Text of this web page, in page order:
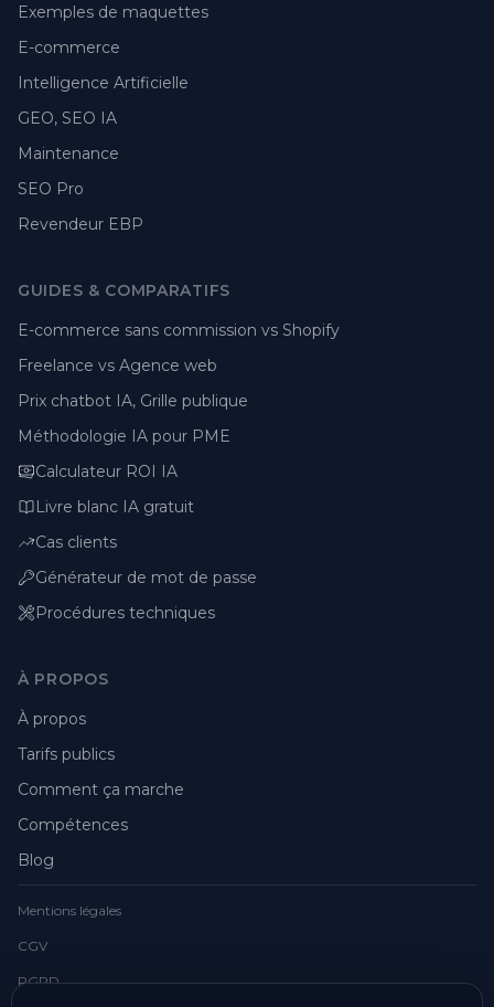
Exemples de maquettes
E-commerce
Intelligence Artificielle
GEO, SEO IA
Maintenance
SEO Pro
Revendeur EBP
GUIDES & COMPARATIFS
E-commerce sans commission vs Shopify
Freelance vs Agence web
Prix chatbot IA, Grille publique
Méthodologie IA pour PME
Calculateur ROI IA
Livre blanc IA gratuit
Cas clients
Générateur de mot de passe
Procédures techniques
À PROPOS
À propos
Tarifs publics
Comment ça marche
Compétences
Blog
Mentions légales
CGV
RGPD